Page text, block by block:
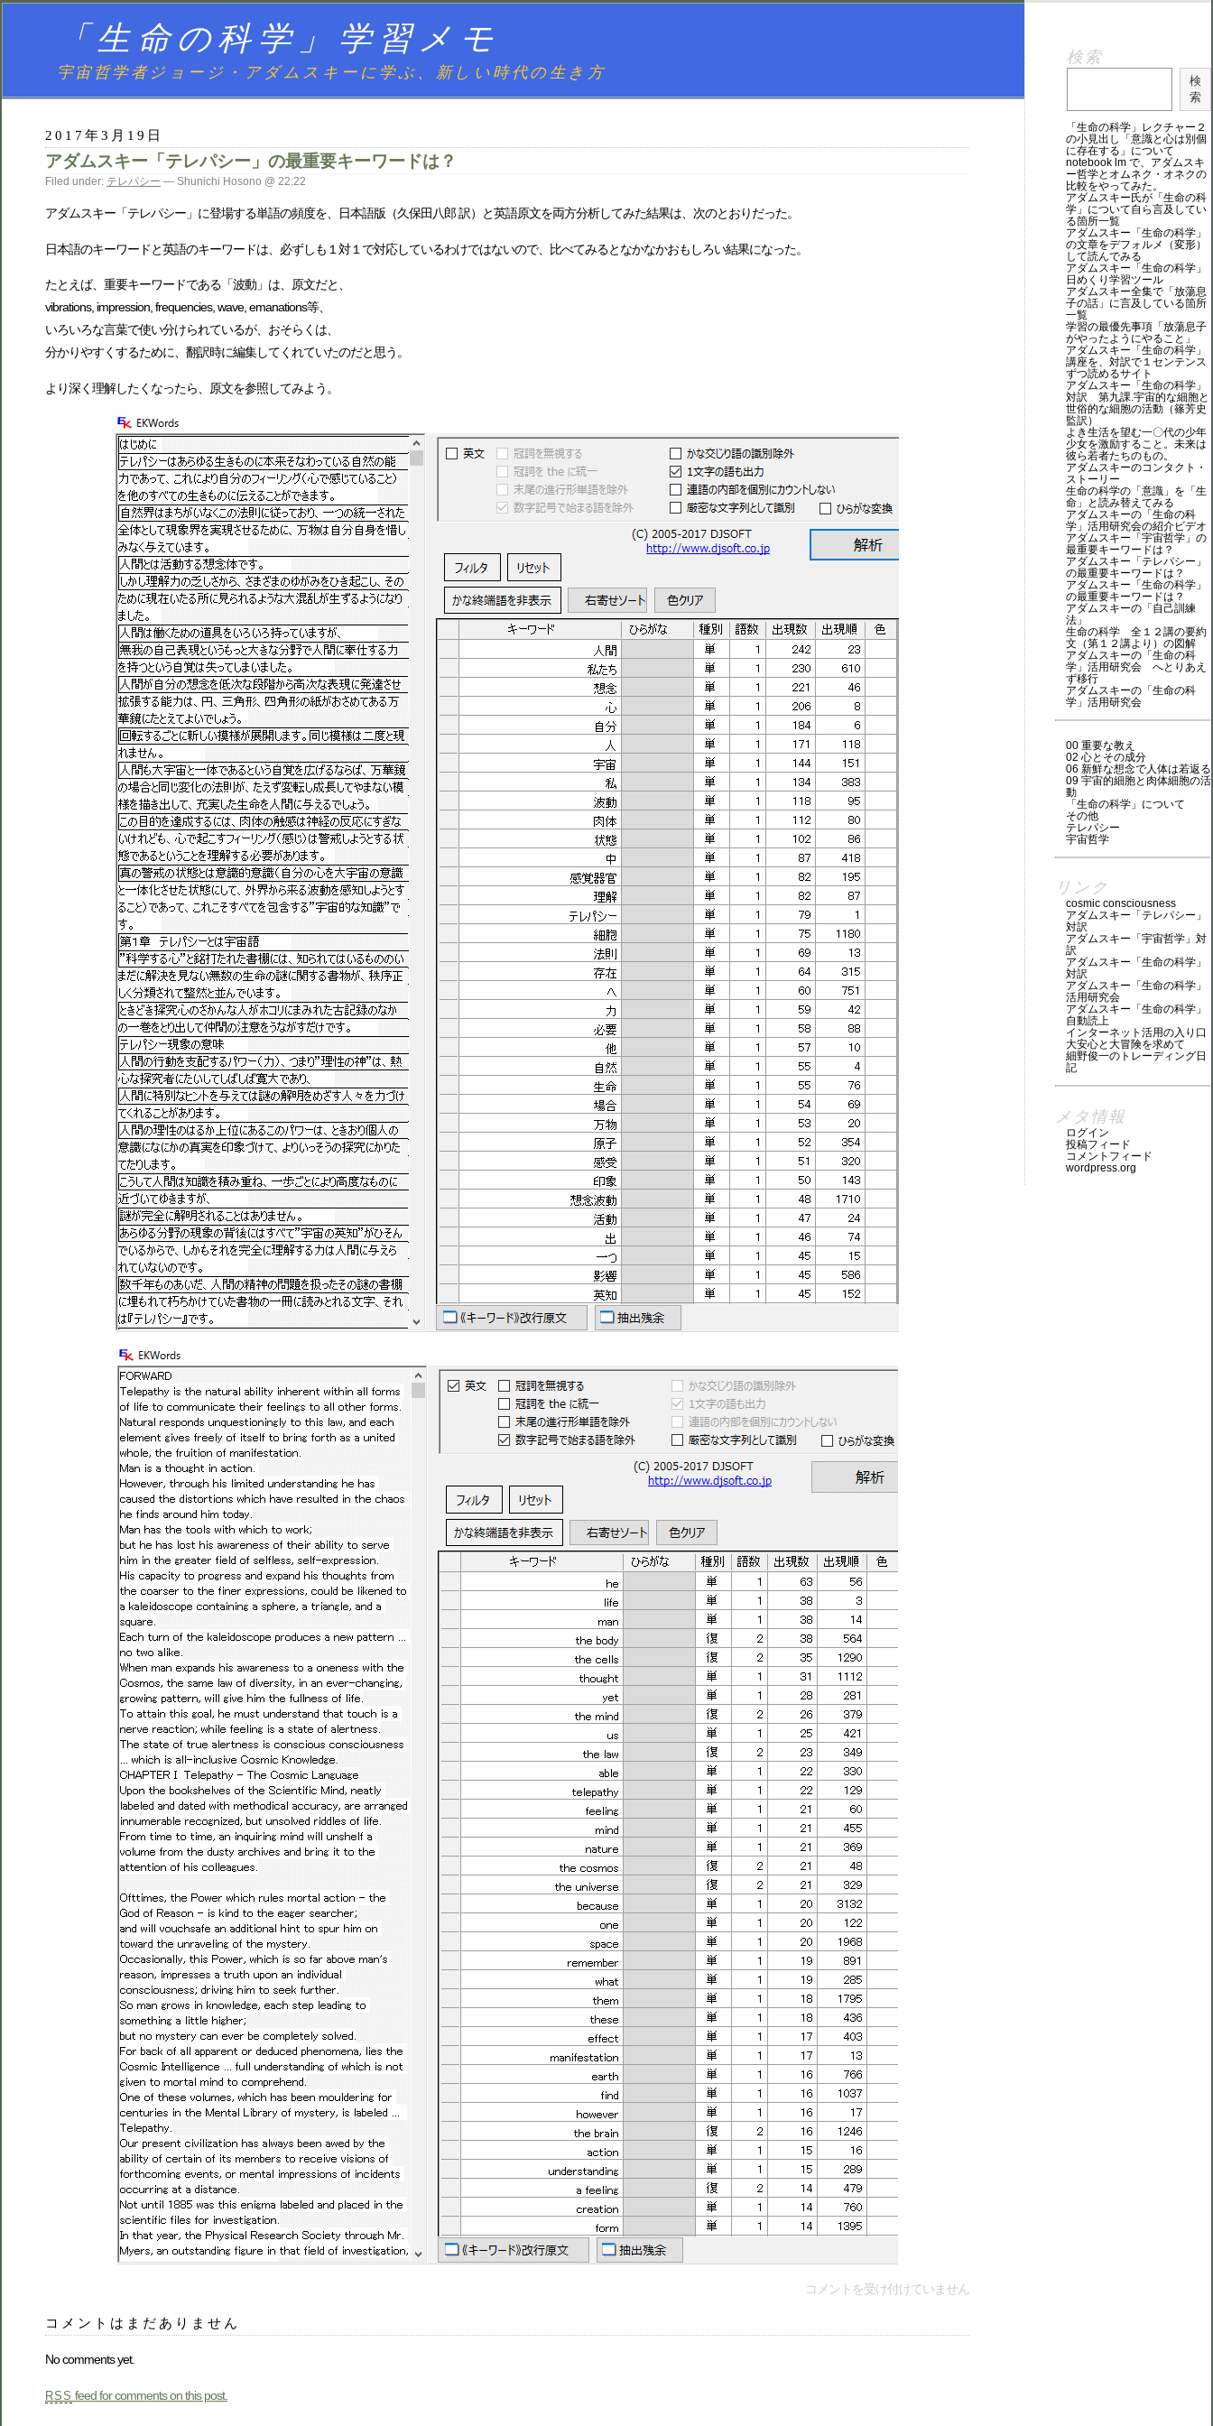
「生命の科学」学習メモ
宇宙哲学者ジョージ・アダムスキーに学ぶ、新しい時代の生き方
2017年3月19日
アダムスキー「テレパシー」の最重要キーワードは？
Filed under: テレパシー — Shunichi Hosono @ 22:22
アダムスキー「テレパシー」に登場する単語の頻度を、日本語版（久保田八郎 訳）と英語原文を両方分析してみた結果は、次のとおりだった。
日本語のキーワードと英語のキーワードは、必ずしも１対１で対応しているわけではないので、比べてみるとなかなかおもしろい結果になった。
たとえば、重要キーワードである「波動」は、原文だと、
vibrations, impression, frequencies, wave, emanations等、
いろいろな言葉で使い分けられているが、おそらくは、
分かりやすくするために、翻訳時に編集してくれていたのだと思う。
より深く理解したくなったら、原文を参照してみよう。
コメントを受け付けていません
コメントはまだありません
No comments yet.
RSS feed for comments on this post.
検索
検
索
「生命の科学」レクチャー２
の小見出し「意識と心は別個
に存在する」について
notebook lm で、アダムスキ
ー哲学とオムネク・オネクの
比較をやってみた。
アダムスキー氏が「生命の科
学」について自ら言及してい
る箇所一覧
アダムスキー「生命の科学」
の文章をデフォルメ（変形）
して読んでみる
アダムスキー「生命の科学」
日めくり学習ツール
アダムスキー全集で「放蕩息
子の話」に言及している箇所
一覧
学習の最優先事項「放蕩息子
がやったようにやること」
アダムスキー「生命の科学」
講座を、対訳で１センテンス
ずつ読めるサイト
アダムスキー「生命の科学」
対訳 第九課.宇宙的な細胞と
世俗的な細胞の活動（篠芳史
監訳）
よき生活を望む一〇代の少年
少女を激励すること。未来は
彼ら若者たちのもの。
アダムスキーのコンタクト・
ストーリー
生命の科学の「意識」を「生
命」と読み替えてみる
アダムスキーの「生命の科
学」活用研究会の紹介ビデオ
アダムスキー「宇宙哲学」の
最重要キーワードは？
アダムスキー「テレパシー」
の最重要キーワードは？
アダムスキー「生命の科学」
の最重要キーワードは？
アダムスキーの「自己訓練
法」
生命の科学 全１２講の要約
文（第１２講より）の図解
アダムスキーの「生命の科
学」活用研究会 へとりあえ
ず移行
アダムスキーの「生命の科
学」活用研究会
00 重要な教え
02 心とその成分
06 新鮮な想念で人体は若返る
09 宇宙的細胞と肉体細胞の活
動
「生命の科学」について
その他
テレパシー
宇宙哲学
リンク
cosmic consciousness
アダムスキー「テレパシー」
対訳
アダムスキー「宇宙哲学」対
訳
アダムスキー「生命の科学」
対訳
アダムスキー「生命の科学」
活用研究会
アダムスキー「生命の科学」
自動読上
インターネット活用の入り口
大安心と大冒険を求めて
細野俊一のトレーディング日
記
メタ情報
ログイン
投稿フィード
コメントフィード
wordpress.org